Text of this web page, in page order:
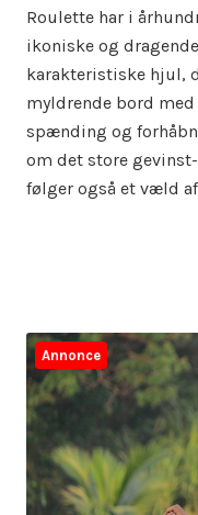
Roulette har i
ikoniske og
karakteristiske hjul,
myldrende bord
spænding og
om det store
følger også et væld
Annonce